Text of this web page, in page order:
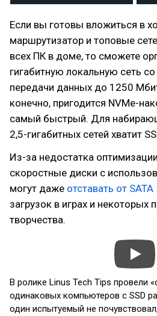
Если вы готовы вложиться в
маршрутизатор и топовые
всех ПК в доме, то сможете
гигабитную локальную сеть
передачи данных до 1250
конечно, пригодится NVMe-
самый быстрый. Для
2,5-гигабитных сетей хватит
Из-за недостатка
скоростные диски с
могут даже отставать от SATA
загрузок в играх и некоторых
творчества.
В ролике Linus Tech Tips провели
одинаковых компьютеров с SSD
один испытуемый не